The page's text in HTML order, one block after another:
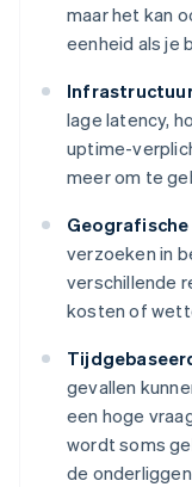
maar het kan
eenheid als je
lage latency,
uptime-
meer om te
verzoeken in
verschillende
kosten of
gevallen
een hoge
wordt soms
de